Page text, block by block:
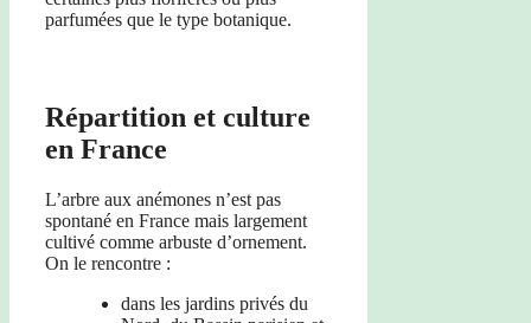
parfumées que le type botanique.
Répartition et culture
en France
L’arbre aux anémones n’est pas
spontané en France mais largement
cultivé comme arbuste d’ornement.
On le rencontre :
dans les jardins privés du